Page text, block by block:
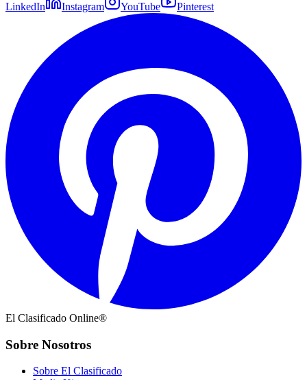
LinkedIn Instagram YouTube Pinterest
El Clasificado Online®
Sobre Nosotros
Sobre El Clasificado